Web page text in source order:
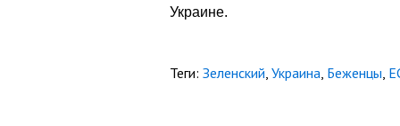
Украине.
Теги: Зеленский, Украина, Беженцы,